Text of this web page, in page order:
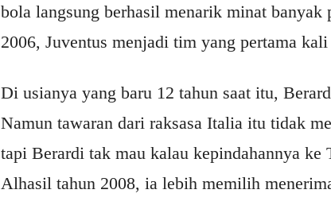
bola langsung berhasil menarik minat banyak
2006, Juventus menjadi tim yang pertama
Di usianya yang baru 12 tahun saat itu,
Namun tawaran dari raksasa Italia itu tidak
tapi Berardi tak mau kalau kepindahannya
Alhasil tahun 2008, ia lebih memilih